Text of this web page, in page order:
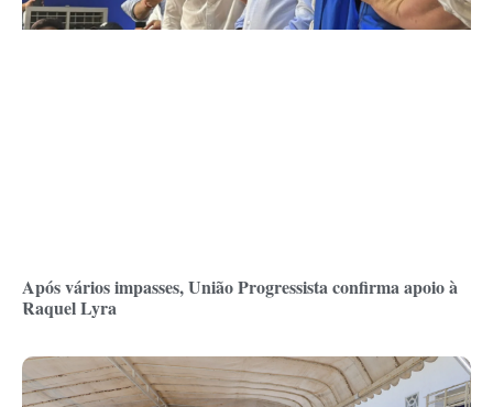
Após vários impasses, União Progressista confirma apoio à
Raquel Lyra